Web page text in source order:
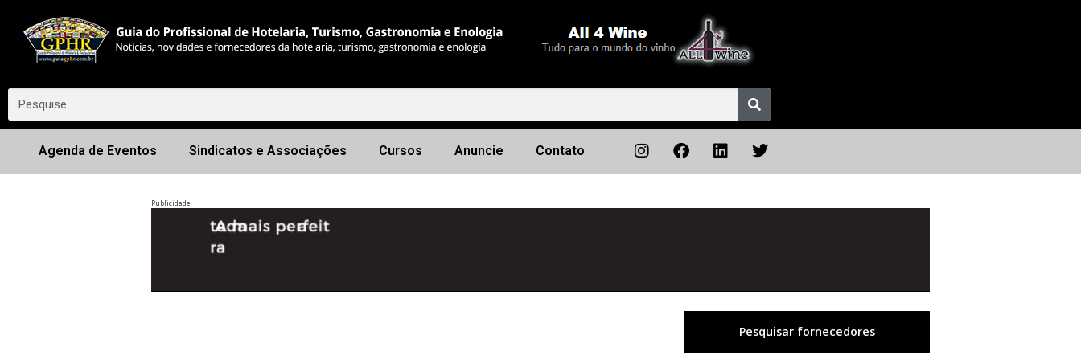
Agenda de Eventos Sindicatos e Associações Cursos Anuncie Contato
Publicidade
Próximo
Pesquisar fornecedores